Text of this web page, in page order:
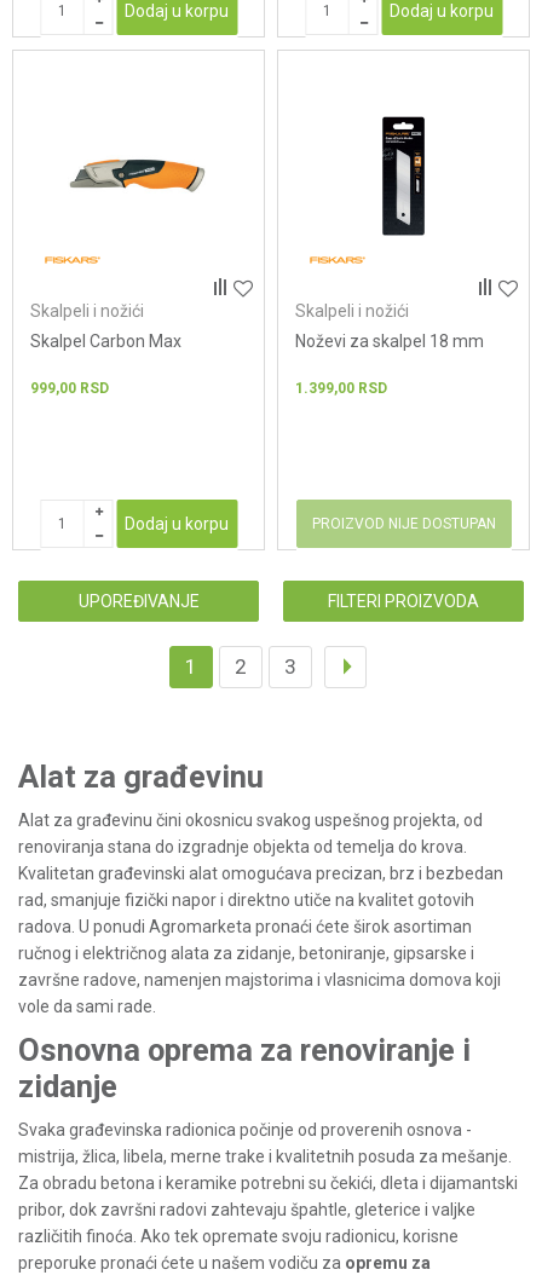
Dodaj u korpu Dodaj u korpu
Skalpeli i nožići
Skalpel Carbon Max
999,00 RSD
Dodaj u korpu
Skalpeli i nožići
Noževi za skalpel 18 mm
1.399,00 RSD
PROIZVOD NIJE DOSTUPAN
UPOREĐIVANJE FILTERI PROIZVODA
1 2 3
Alat za građevinu
Alat za građevinu čini okosnicu svakog uspešnog projekta, od
renoviranja stana do izgradnje objekta od temelja do krova.
Kvalitetan građevinski alat omogućava precizan, brz i bezbedan
rad, smanjuje fizički napor i direktno utiče na kvalitet gotovih
radova. U ponudi Agromarketa pronaći ćete širok asortiman
ručnog i električnog alata za zidanje, betoniranje, gipsarske i
završne radove, namenjen majstorima i vlasnicima domova koji
vole da sami rade.
Osnovna oprema za renoviranje i
zidanje
Svaka građevinska radionica počinje od proverenih osnova -
mistrija, žlica, libela, merne trake i kvalitetnih posuda za mešanje.
Za obradu betona i keramike potrebni su čekići, dleta i dijamantski
pribor, dok završni radovi zahtevaju špahtle, gleterice i valjke
različitih finoća. Ako tek opremate svoju radionicu, korisne
preporuke pronaći ćete u našem vodiču za opremu za